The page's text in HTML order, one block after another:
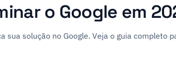
o Google em
sua solução no Google. Veja o guia completo